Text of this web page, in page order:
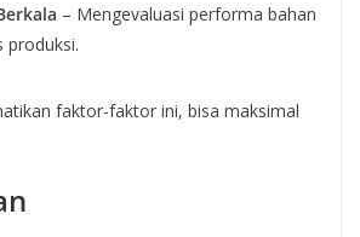
– Mengevaluasi performa bahan
produksi.
faktor-faktor ini, bisa maksimal